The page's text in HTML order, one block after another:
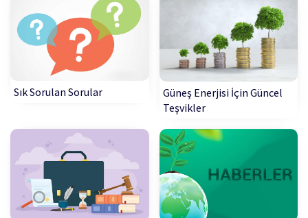
Sık Sorulan Sorular
Güneş Enerjisi İçin Güncel
Teşvikler